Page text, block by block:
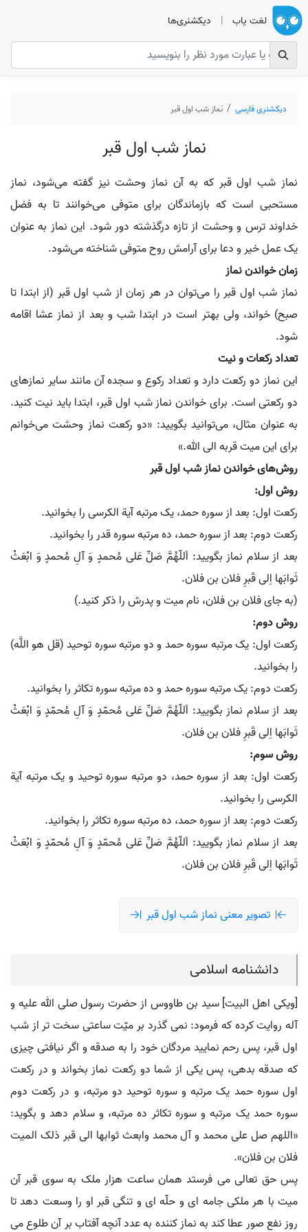
لغت یاب | دیکشنری‌ها
دیکشنری فارسی نماز شب اول قبر
نماز شب اول قبر
نماز شب اول قبر که به آن نماز وحشت نیز گفته می‌شود، نماز
مستحبی است که بازماندگان برای متوفی می‌خوانند تا به فضل
خداوند ترس و وحشت از تازه درگذشته دور شود. این نماز به عنوان
یک عمل خیر و دعا برای آرامش روح متوفی شناخته می‌شود.
زمان خواندن نماز
نماز شب اول قبر را می‌توان در هر زمان از شب اول قبر (از ابتدا تا
صبح) خواند، ولی بهتر است در ابتدا شب و بعد از نماز عشا اقامه
شود.
تعداد رکعات و نیت
این نماز دو رکعت دارد و تعداد رکوع و سجده آن مانند سایر نمازهای
دو رکعتی است. برای خواندن نماز شب اول قبر، ابتدا باید نیت کنید.
به عنوان مثال، می‌توانید بگویید: «دو رکعت نماز وحشت می‌خوانم
برای این میت قربه الی الله.»
روش‌های خواندن نماز شب اول قبر
روش اول:
رکعت اول: بعد از سوره حمد، یک مرتبه آیة الکرسی را بخوانید.
رکعت دوم: بعد از سوره حمد، ده مرتبه سوره قدر را بخوانید.
بعد از سلام نماز بگویید: اَللّهُمَّ صَلِّ عَلی مُحمدٍ وَ آلِ مُحمدٍ وَ ابْعَثْ
ثَوابَها اِلی قَبرِ فلان بن فلان.
(به جای فلان بن فلان، نام میت و پدرش را ذکر کنید.)
روش دوم:
رکعت اول: یک مرتبه سوره حمد و دو مرتبه سوره توحید (قل هو اللَّه)
را بخوانید.
رکعت دوم: یک مرتبه سوره حمد و ده مرتبه سوره تکاثر را بخوانید.
بعد از سلام نماز بگویید: اَللّهُمَّ صَلِّ عَلی مُحمّدٍ وَ آلِ مُحمّدٍ وَ ابْعَثْ
ثَوابَها اِلی قَبرِ فلان بن فلان.
روش سوم:
رکعت اول: بعد از سوره حمد، دو مرتبه سوره توحید و یک مرتبه آیة
الکرسی را بخوانید.
رکعت دوم: بعد از سوره حمد، ده مرتبه سوره تکاثر را بخوانید.
بعد از سلام نماز بگویید: اَللّهُمَّ صَلِّ عَلی مُحمّدٍ وَ آلِ مُحمّدٍ وَ ابْعَثْ
ثَوابَها اِلی قَبرِ فلان بن فلان.
تصویر معنی نماز شب اول قبر
دانشنامه اسلامی
[ویکی اهل البیت] سید بن طاووس از حضرت رسول صلی الله علیه و
آله روایت کرده که فرمود: نمی گذرد بر میّت ساعتی سخت تر از شب
اول قبر، پس رحم نمایید مردگان خود را به صدقه و اگر نیافتی چیزی
که صدقه بدهی، پس یکی از شما دو رکعت نماز بخواند و در رکعت
اول سوره حمد یک مرتبه و سوره توحید دو مرتبه، و در رکعت دوم
سوره حمد یک مرتبه و سوره تکاثر ده مرتبه، و سلام دهد و بگوید:
«اللهم صل علی محمد و آل محمد وابعث ثوابها الی قبر ذلک المیت
فلان بن فلان».
پس حق تعالی می فرستد همان ساعت هزار ملک به سوی قبر آن
میت با هر ملکی جامه ای و حلّه ای و تنگی قبر او را وسعت دهد تا
روز نفع صور عطا کند به نماز کننده به عدد آنچه آفتاب بر آن طلوع می